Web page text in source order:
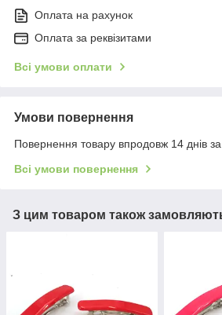
Оплата на рахунок
Оплата за реквізитами
Всі умови оплати
Умови повернення
Повернення товару впродовж 14 днів
Всі умови повернення
З цим товаром також